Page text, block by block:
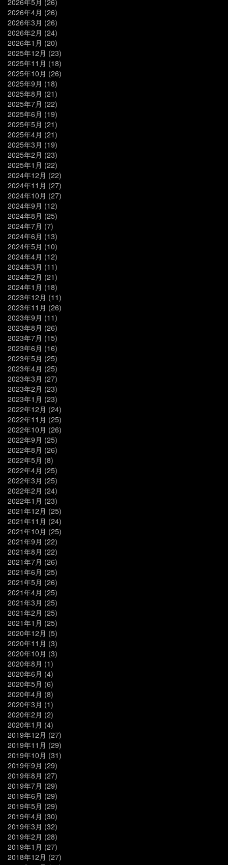
2026年5月 (26)
2026年4月 (26)
2026年3月 (26)
2026年2月 (24)
2026年1月 (20)
2025年12月 (23)
2025年11月 (18)
2025年10月 (26)
2025年9月 (18)
2025年8月 (21)
2025年7月 (22)
2025年6月 (19)
2025年5月 (21)
2025年4月 (21)
2025年3月 (19)
2025年2月 (23)
2025年1月 (22)
2024年12月 (22)
2024年11月 (27)
2024年10月 (27)
2024年9月 (12)
2024年8月 (25)
2024年7月 (7)
2024年6月 (13)
2024年5月 (10)
2024年4月 (12)
2024年3月 (11)
2024年2月 (21)
2024年1月 (18)
2023年12月 (11)
2023年11月 (26)
2023年9月 (11)
2023年8月 (26)
2023年7月 (15)
2023年6月 (16)
2023年5月 (25)
2023年4月 (25)
2023年3月 (27)
2023年2月 (23)
2023年1月 (23)
2022年12月 (24)
2022年11月 (25)
2022年10月 (26)
2022年9月 (25)
2022年8月 (26)
2022年5月 (8)
2022年4月 (25)
2022年3月 (25)
2022年2月 (24)
2022年1月 (23)
2021年12月 (25)
2021年11月 (24)
2021年10月 (25)
2021年9月 (22)
2021年8月 (22)
2021年7月 (26)
2021年6月 (25)
2021年5月 (26)
2021年4月 (25)
2021年3月 (25)
2021年2月 (25)
2021年1月 (25)
2020年12月 (5)
2020年11月 (3)
2020年10月 (3)
2020年8月 (1)
2020年6月 (4)
2020年5月 (6)
2020年4月 (8)
2020年3月 (1)
2020年2月 (2)
2020年1月 (4)
2019年12月 (27)
2019年11月 (29)
2019年10月 (31)
2019年9月 (29)
2019年8月 (27)
2019年7月 (29)
2019年6月 (29)
2019年5月 (29)
2019年4月 (30)
2019年3月 (32)
2019年2月 (28)
2019年1月 (27)
2018年12月 (27)